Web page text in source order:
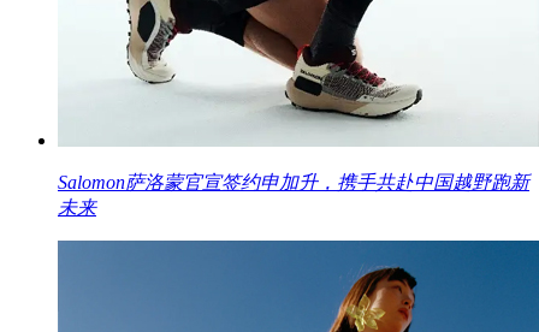
Salomon萨洛蒙官宣签约申加升，携手共赴中国越野跑新
未来